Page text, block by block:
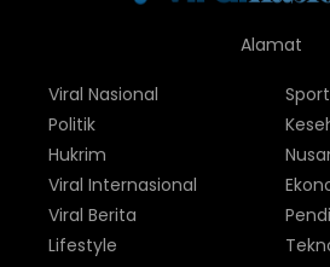
Alamat
Viral Nasional
Politik
Hukrim
Viral Internasional
Viral Berita
Lifestyle
Sport